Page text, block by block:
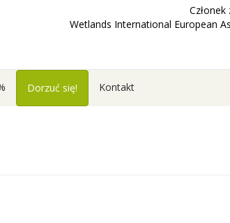
Członek
Wetlands International European
Dorzuć się! Kontakt